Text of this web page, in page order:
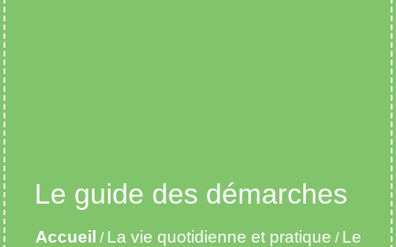
Le guide des démarches
Accueil / La vie quotidienne et pratique / Le